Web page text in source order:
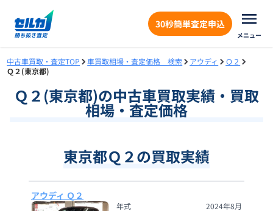
30秒簡単査定申込
メニュー
中古車買取・査定TOP 車買取相場・査定価格 検索 アウディ
Ｑ２
Ｑ２(東京都)
Ｑ２ (東京都)の中古車買取実績・買取
相場・査定価格
東京都Ｑ２の買取実績
アウディ Ｑ２
年式
2024年8月